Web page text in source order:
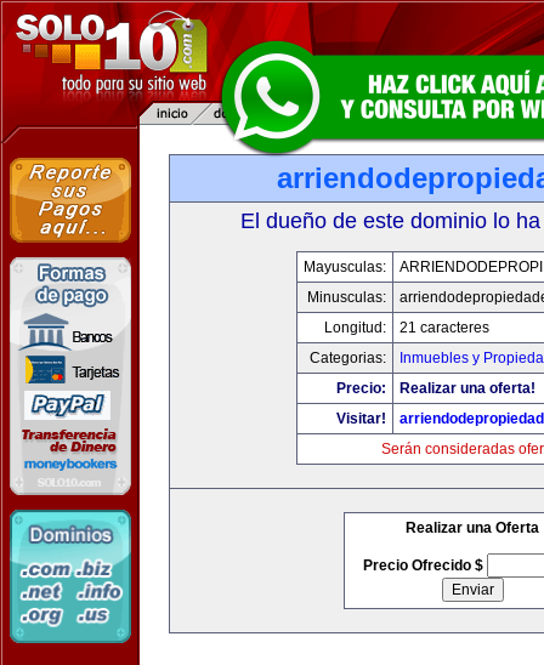
El dueño de este dominio lo
Mayusculas:
Minusculas:
Longitud:
21 caracteres
Categorias:
Inmuebles y
Precio:
Realizar una oferta!
Visitar!
Serán consideradas
Realizar una Oferta
Precio Ofrecido $